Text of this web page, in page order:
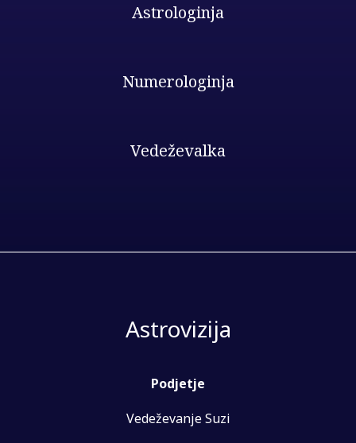
Astrologinja
Numerologinja
Vedeževalka
Astrovizija
Podjetje
Vedeževanje Suzi